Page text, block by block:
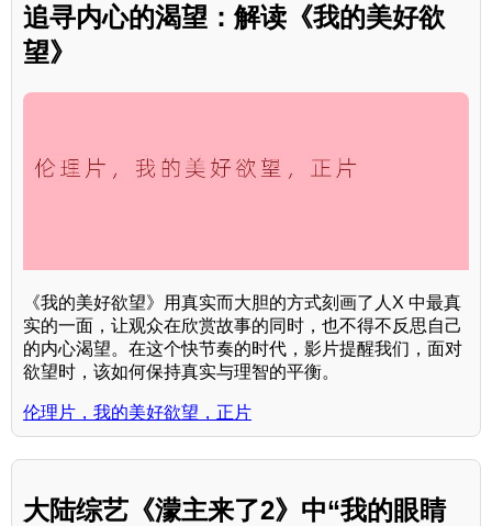
追寻内心的渴望：解读《我的美好欲
望》
《我的美好欲望》用真实而大胆的方式刻画了人X 中最真
实的一面，让观众在欣赏故事的同时，也不得不反思自己
的内心渴望。在这个快节奏的时代，影片提醒我们，面对
欲望时，该如何保持真实与理智的平衡。
伦理片，我的美好欲望，正片
大陆综艺《濛主来了2》中“我的眼睛